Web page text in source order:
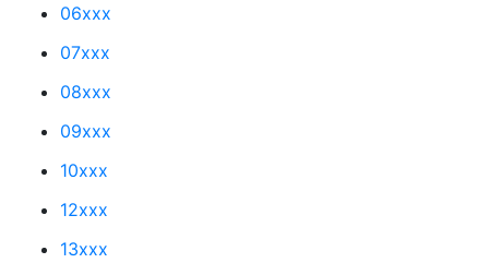
06xxx
07xxx
08xxx
09xxx
10xxx
12xxx
13xxx